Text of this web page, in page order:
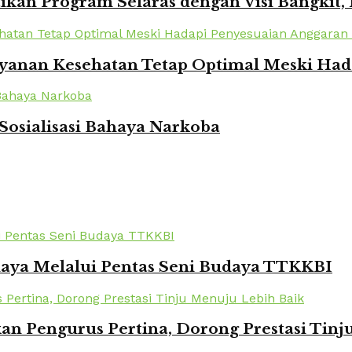
Kesehatan Tetap Optimal Meski
Bahaya Narkoba
Melalui Pentas Seni Budaya TTKKBI
Pengurus Pertina, Dorong Prestasi